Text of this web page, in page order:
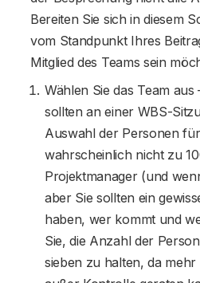
Bereiten Sie sich in diesem
vom Standpunkt Ihres
Mitglied des Teams sein
Wählen Sie das Team aus
sollten an einer WBS-
Auswahl der Personen
wahrscheinlich nicht zu
Projektmanager (und
aber Sie sollten ein
haben, wer kommt und
Sie, die Anzahl der
sieben zu halten, da mehr